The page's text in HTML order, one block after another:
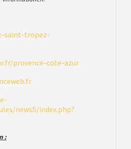
saint-tropez-
provence-cote-azur
news5/index.php?
: